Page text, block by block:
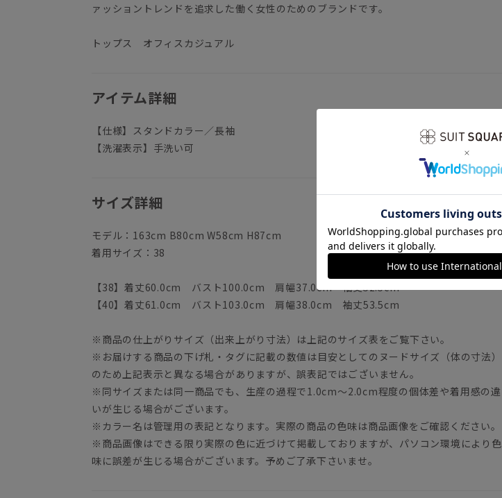
ァッショントレンドを追求した働く女性のためのブランドです。
トップス オフィスカジュアル
アイテム詳細
【仕様】スタンドカラー／長袖
【洗濯表示】手洗い可
サイズ詳細
モデル：163cm B80cm W58cm H87cm
着用サイズ：38
【38】着丈60.0cm バスト100.0cm 肩幅37.0cm 袖丈52.5cm
【40】着丈61.0cm バスト103.0cm 肩幅38.0cm 袖丈53.5cm
※商品の仕上がりサイズ（出来上がり寸法）は上記のサイズ表をご覧下さい。
※お届けする商品の下げ札・タグに記載の数値は目安としてのヌードサイズ（体の寸法）
のため上記表示と異なる場合がありますが、誤表記ではございません。
※同サイズまたは同一商品でも、生産の過程で1.0cm～2.0cm程度の個体差や着用感の違
いが生じる場合がございます。
※カラー名は管理用の表記となります。実際の商品の色味は商品画像をご確認ください。
※商品画像はできる限り実際の色に近づけて掲載しておりますが、パソコン環境により色
味に誤差が生じる場合がございます。予めご了承下さいませ。